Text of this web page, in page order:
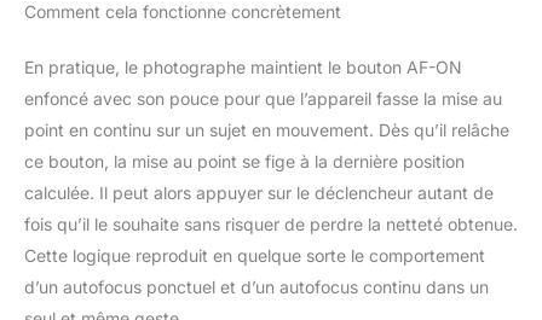
Comment cela fonctionne concrètement
En pratique, le photographe maintient le bouton AF-ON
enfoncé avec son pouce pour que l’appareil fasse la mise au
point en continu sur un sujet en mouvement. Dès qu’il relâche
ce bouton, la mise au point se fige à la dernière position
calculée. Il peut alors appuyer sur le déclencheur autant de
fois qu’il le souhaite sans risquer de perdre la netteté obtenue.
Cette logique reproduit en quelque sorte le comportement
d’un autofocus ponctuel et d’un autofocus continu dans un